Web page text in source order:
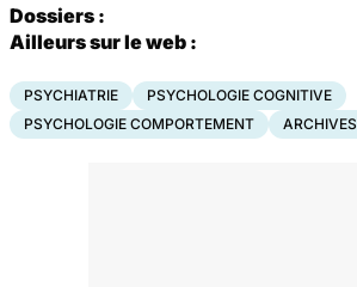
Dossiers :
Ailleurs sur le web :
PSYCHIATRIE
PSYCHOLOGIE COGNITIVE
PSYCHOLOGIE COMPORTEMENT
ARCHIVES